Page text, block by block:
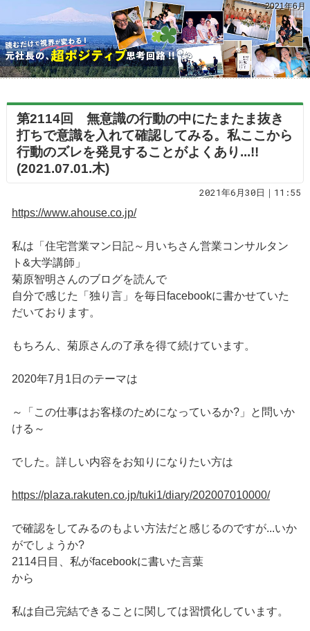
2021年6月
第2114回 無意識の行動の中にたまたま抜き
打ちで意識を入れて確認してみる。私ここから
行動のズレを発見することがよくあり...!!
(2021.07.01.木)
2021年6月30日｜11:55
https://www.ahouse.co.jp/
私は「住宅営業マン日記～月いちさん営業コンサルタン
ト&大学講師」
菊原智明さんのブログを読んで
自分で感じた「独り言」を毎日facebookに書かせていた
だいております。
もちろん、菊原さんの了承を得て続けています。
2020年7月1日のテーマは
～「この仕事はお客様のためになっているか?」と問いか
ける～
でした。詳しい内容をお知りになりたい方は
https://plaza.rakuten.co.jp/tuki1/diary/202007010000/
で確認をしてみるのもよい方法だと感じるのですが...いか
がでしょうか?
2114日目、私がfacebookに書いた言葉
から
私は自己完結できることに関しては習慣化しています。